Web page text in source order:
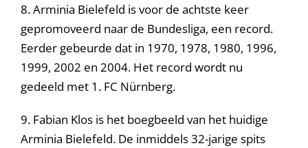
8. Arminia Bielefeld is voor de achtste keer
gepromoveerd naar de Bundesliga, een record.
Eerder gebeurde dat in 1970, 1978, 1980, 1996,
1999, 2002 en 2004. Het record wordt nu
gedeeld met 1. FC Nürnberg.
9. Fabian Klos is het boegbeeld van het huidige
Arminia Bielefeld. De inmiddels 32-jarige spits